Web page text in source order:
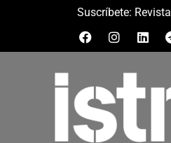
Suscríbete: Revista